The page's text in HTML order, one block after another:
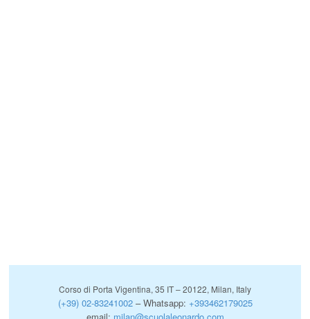
Corso di Porta Vigentina, 35 IT – 20122, Milan, Italy
(+39) 02-83241002– Whatsapp: +393462179025